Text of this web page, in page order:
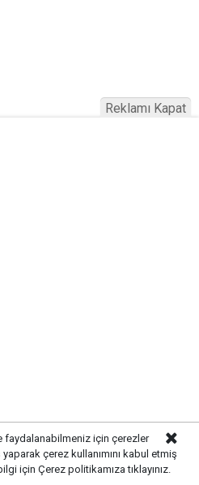
Cenazesi öğle namazına
Camiinden kaldırılacaktır.
faydalanabilmeniz için çerezler
çerez kullanımını kabul etmiş
için Çerez politikamıza tıklayınız.
Reklamı Kapat